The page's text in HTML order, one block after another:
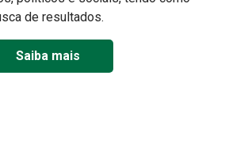
de resultados.
Saiba mais